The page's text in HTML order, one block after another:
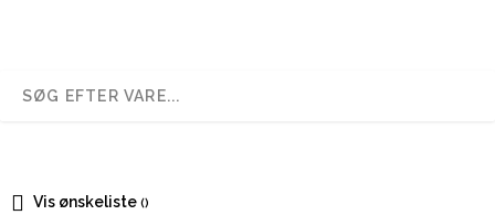
Vis ønskeliste